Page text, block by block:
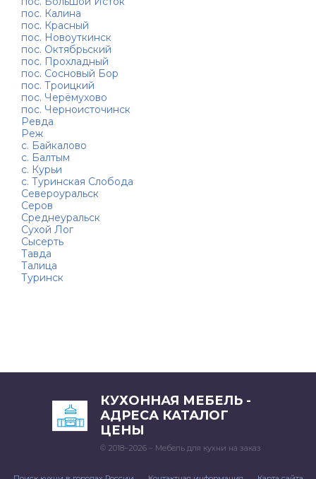
пос. Калина
пос. Красный
пос. Новоуткинск
пос. Октябрьский
пос. Прохладный
пос. Сосновый Бор
пос. Троицкий
пос. Черёмухово
пос. Черноисточинск
Ревда
Реж
с. Байкалово
с. Балтым
с. Курьи
с. Туринская Слобода
Североуральск
Серов
Среднеуральск
Сухой Лог
Сысерть
Тавда
Талица
Туринск
КУХОННАЯ МЕБЕЛЬ -
АДРЕСА КАТАЛОГ
ЦЕНЫ
© 2018–2026 – Мебель для кухни на заказ